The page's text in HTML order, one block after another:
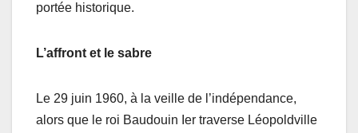
portée historique.
L’affront et le sabre
Le 29 juin 1960, à la veille de l’indépendance,
alors que le roi Baudouin Ier traverse Léopoldville